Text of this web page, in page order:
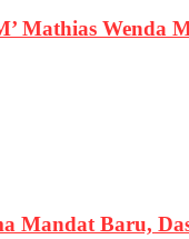
Mathias Wenda
Mandat Baru,